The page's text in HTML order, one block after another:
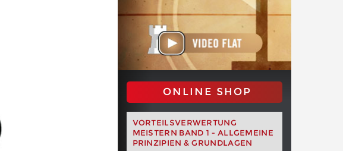
ONLINE SHOP
VORTEILSVERWERTUNG
MEISTERN BAND 1 - ALLGEMEINE
PRINZIPIEN & GRUNDLAGEN